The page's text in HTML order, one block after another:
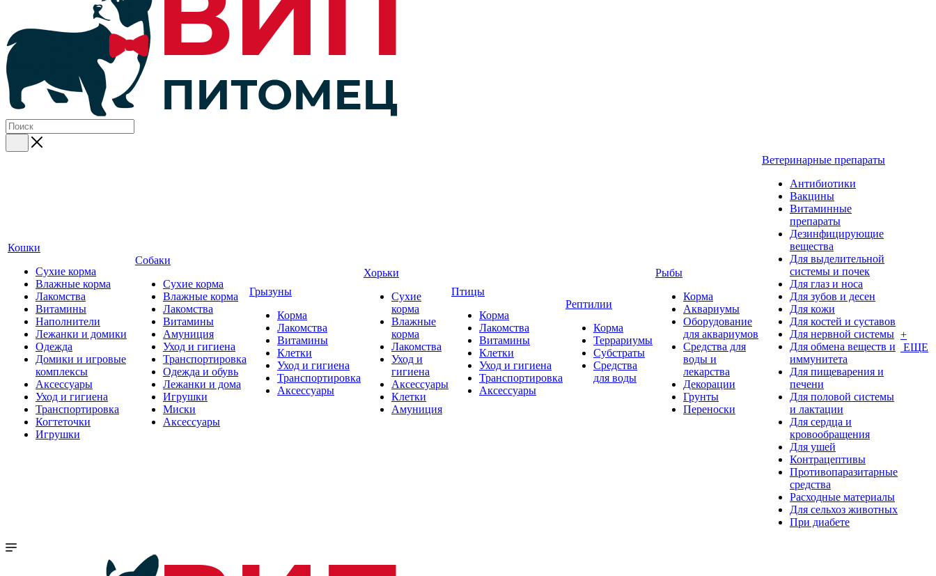
Кошки
Сухие корма
Влажные корма
Лакомства
Витамины
Наполнители
Лежанки и домики
Одежда
Домики и игровые
комплексы
Аксессуары
Уход и гигиена
Транспортировка
Когтеточки
Игрушки
Собаки
Сухие корма
Влажные корма
Лакомства
Витамины
Амуниция
Уход и гигиена
Транспортировка
Одежда и обувь
Лежанки и дома
Игрушки
Миски
Аксессуары
Грызуны
Корма
Лакомства
Витамины
Клетки
Уход и гигиена
Транспортировка
Аксессуары
Хорьки
Сухие
корма
Влажные
корма
Лакомства
Уход и
гигиена
Аксессуары
Клетки
Амуниция
Птицы
Корма
Лакомства
Витамины
Клетки
Уход и гигиена
Транспортировка
Аксессуары
Рептилии
Корма
Террариумы
Субстраты
Средства
для воды
Рыбы
Корма
Аквариумы
Оборудование
для аквариумов
Средства для
воды и
лекарства
Декорации
Грунты
Переноски
Ветеринарные препараты
Антибиотики
Вакцины
Витаминные
препараты
Дезинфицирующие
вещества
Для выделительной
системы и почек
Для глаз и носа
Для зубов и десен
Для кожи
Для костей и суставов
Для нервной системы
Для обмена веществ и
иммунитета
Для пищеварения и
печени
Для половой системы
и лактации
Для сердца и
кровообращения
Для ушей
Контрацептивы
Противопаразитарные
средства
Расходные материалы
Для сельхоз животных
При диабете
+
ЕЩЕ